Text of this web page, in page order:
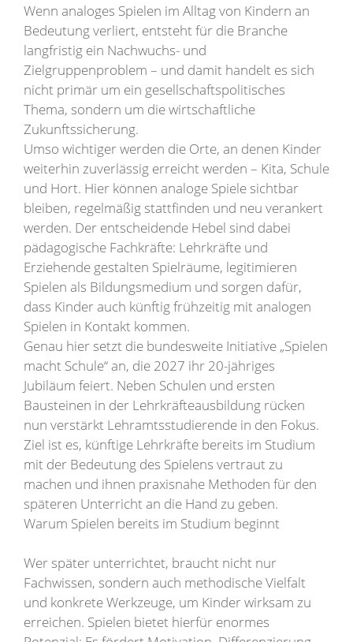
Wenn analoges Spielen im Alltag von Kindern an
Bedeutung verliert, entsteht für die Branche
langfristig ein Nachwuchs- und
Zielgruppenproblem – und damit handelt es sich
nicht primär um ein gesellschaftspolitisches
Thema, sondern um die wirtschaftliche
Zukunftssicherung.
Umso wichtiger werden die Orte, an denen Kinder
weiterhin zuverlässig erreicht werden – Kita, Schule
und Hort. Hier können analoge Spiele sichtbar
bleiben, regelmäßig stattfinden und neu verankert
werden. Der entscheidende Hebel sind dabei
pädagogische Fachkräfte: Lehrkräfte und
Erziehende gestalten Spielräume, legitimieren
Spielen als Bildungsmedium und sorgen dafür,
dass Kinder auch künftig frühzeitig mit analogen
Spielen in Kontakt kommen.
Genau hier setzt die bundesweite Initiative „Spielen
macht Schule“ an, die 2027 ihr 20-jähriges
Jubiläum feiert. Neben Schulen und ersten
Bausteinen in der Lehrkräfteausbildung rücken
nun verstärkt Lehramtsstudierende in den Fokus.
Ziel ist es, künftige Lehrkräfte bereits im Studium
mit der Bedeutung des Spielens vertraut zu
machen und ihnen praxisnahe Methoden für den
späteren Unterricht an die Hand zu geben.
Warum Spielen bereits im Studium beginnt
Wer später unterrichtet, braucht nicht nur
Fachwissen, sondern auch methodische Vielfalt
und konkrete Werkzeuge, um Kinder wirksam zu
erreichen. Spielen bietet hierfür enormes